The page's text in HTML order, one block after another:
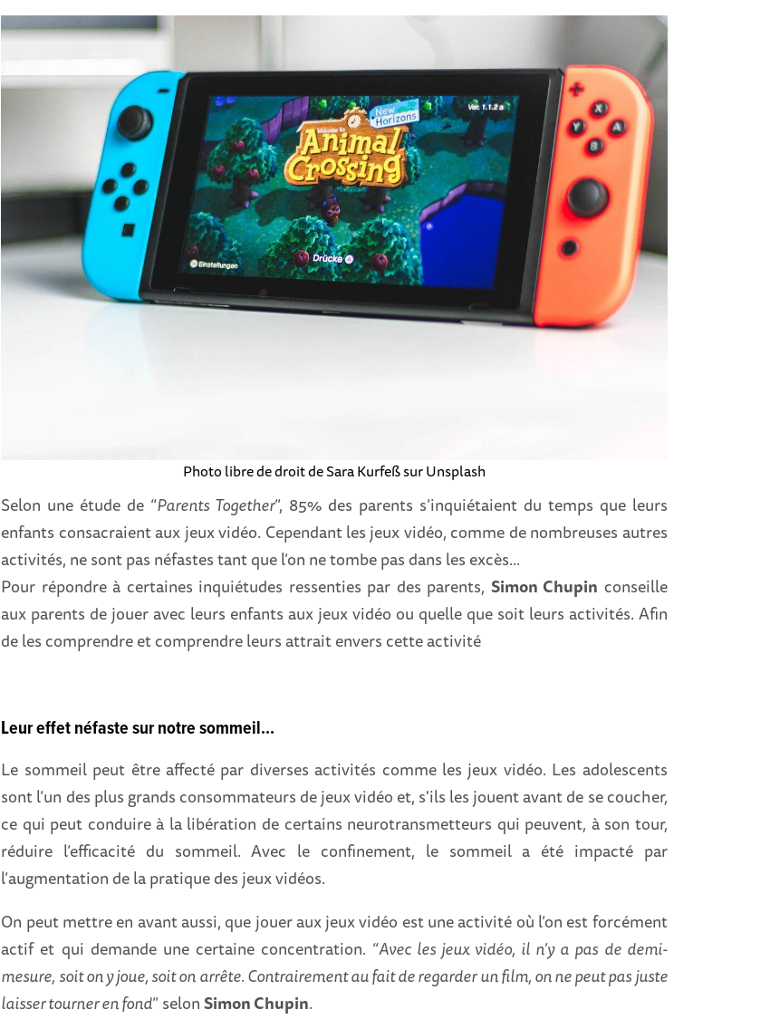
Photo libre de droit de Sara Kurfeß sur Unsplash
Selon une étude de “Parents Together”, 85% des parents s’inquiétaient du temps que leurs
enfants consacraient aux jeux vidéo. Cependant les jeux vidéo, comme de nombreuses autres
activités, ne sont pas néfastes tant que l’on ne tombe pas dans les excès...
Pour répondre à certaines inquiétudes ressenties par des parents, Simon Chupin conseille
aux parents de jouer avec leurs enfants aux jeux vidéo ou quelle que soit leurs activités. Afin
de les comprendre et comprendre leurs attrait envers cette activité
Leur effet néfaste sur notre sommeil...
Le sommeil peut être affecté par diverses activités comme les jeux vidéo. Les adolescents
sont l’un des plus grands consommateurs de jeux vidéo et, s'ils les jouent avant de se coucher,
ce qui peut conduire à la libération de certains neurotransmetteurs qui peuvent, à son tour,
réduire l’efficacité du sommeil. Avec le confinement, le sommeil a été impacté par
l’augmentation de la pratique des jeux vidéos.
On peut mettre en avant aussi, que jouer aux jeux vidéo est une activité où l’on est forcément
actif et qui demande une certaine concentration. “Avec les jeux vidéo, il n’y a pas de demi-
mesure, soit on y joue, soit on arrête. Contrairement au fait de regarder un film, on ne peut pas juste
laisser tourner en fond” selonSimon Chupin.